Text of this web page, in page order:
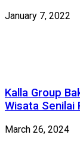
January 7, 2022
Kalla Group
Wisata Senilai
March 26, 2024